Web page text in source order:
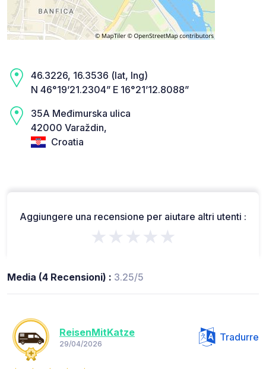
46.3226, 16.3536 (lat, lng)
N 46°19’21.2304” E 16°21’12.8088”
35A Međimurska ulica
42000 Varaždin,
Croatia
Aggiungere una recensione per aiutare altri utenti :
★★★★★
Media (4 Recensioni) : 3.25/5
ReisenMitKatze
29/04/2026
Tradurre